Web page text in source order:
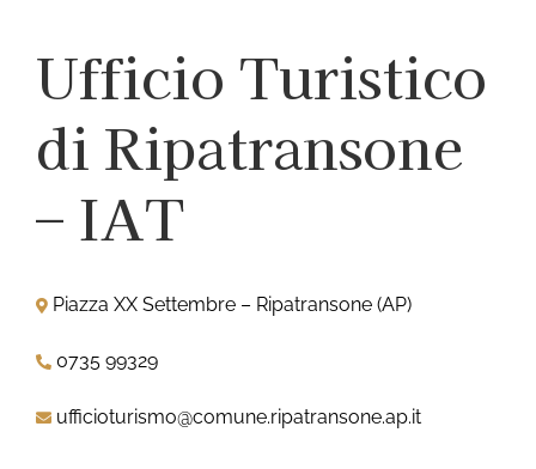
Ufficio Turistico
di Ripatransone
– IAT
Piazza XX Settembre – Ripatransone (AP)
0735 99329
ufficioturismo@comune.ripatransone.ap.it